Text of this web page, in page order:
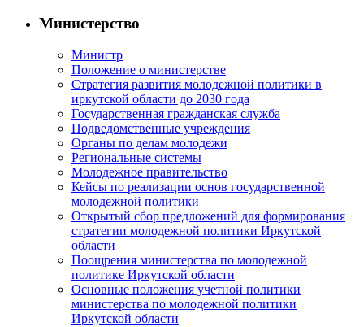
Министерство
Министр
Положение о министерстве
Стратегия развития молодежной политики в
иркутской области до 2030 года
Государственная гражданская служба
Подведомственные учреждения
Органы по делам молодежи
Региональные системы
Молодежное правительство
Кейсы по реализации основ государственной
молодежной политики
Открытый сбор предложений для формирования
стратегии молодежной политики Иркутской
области
Поощрения министерства по молодежной
политике Иркутской области
Основные положения учетной политики
министерства по молодежной политики
Иркутской области